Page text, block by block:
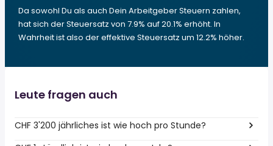
Da sowohl Du als auch Dein Arbeitgeber Steuern zahlen,
hat sich der Steuersatz von 7.9% auf 20.1% erhöht. In
Wahrheit ist also der effektive Steuersatz um 12.2% höher.
Leute fragen auch
CHF 3'200 jährliches ist wie hoch pro Stunde?